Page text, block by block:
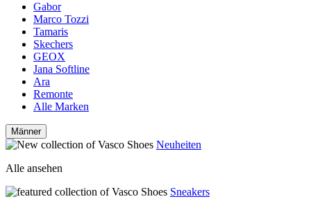
Gabor
Marco Tozzi
Tamaris
Skechers
GEOX
Jana Softline
Ara
Remonte
Alle Marken
Männer
Neuheiten
Alle ansehen
Sneakers